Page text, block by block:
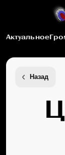
Актуальное
Назад